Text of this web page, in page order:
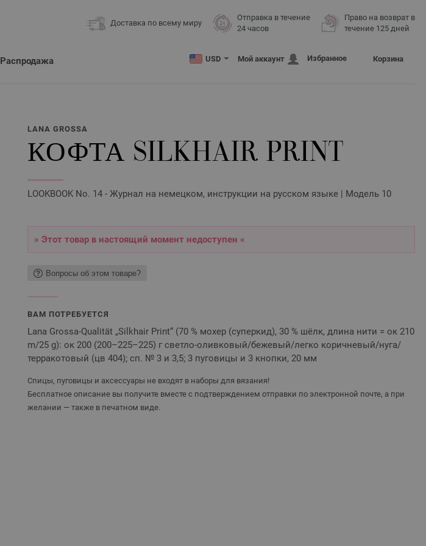
Доставка по всему миру
Отправка в течение
24 часов
Право на возврат в
течение 125 дней
Распродажа USD Мой аккаунт Избранное Корзина
LANA GROSSA
КОФТА SILKHAIR PRINT
LOOKBOOK No. 14 - Журнал на немецком, инструкции на русском языке | Модель 10
» Этот товар в настоящий момент недоступен «
Вопросы об этом товаре?
ВАМ ПОТРЕБУЕТСЯ
Lana Grossa-Qualität „Silkhair Print“ (70 % мохер (суперкид), 30 % шёлк, длина нити = ок 210
m/25 g): ок 200 (200–225–225) г светло-оливковый/бежевый/легко коричневый/нуга/
терракотовый (цв 404); сп. № 3 и 3,5; 3 пуговицы и 3 кнопки, 20 мм
Спицы, пуговицы и аксессуары не входят в наборы для вязания!
Бесплатное описание вы получите вместе с подтверждением отправки по электронной почте, а при
желании — также в печатном виде.